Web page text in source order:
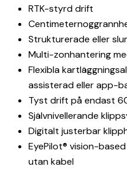
RTK-styrd drift
Strukturerade eller
Multi-zonhantering
Flexibla
assisterad eller app-
Tyst drift på endast
Självnivellerande
Digitalt justerbar
EyePilot® vision-
utan kabel